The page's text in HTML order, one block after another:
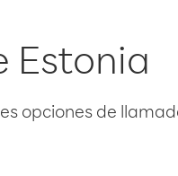
Estonia
opciones de